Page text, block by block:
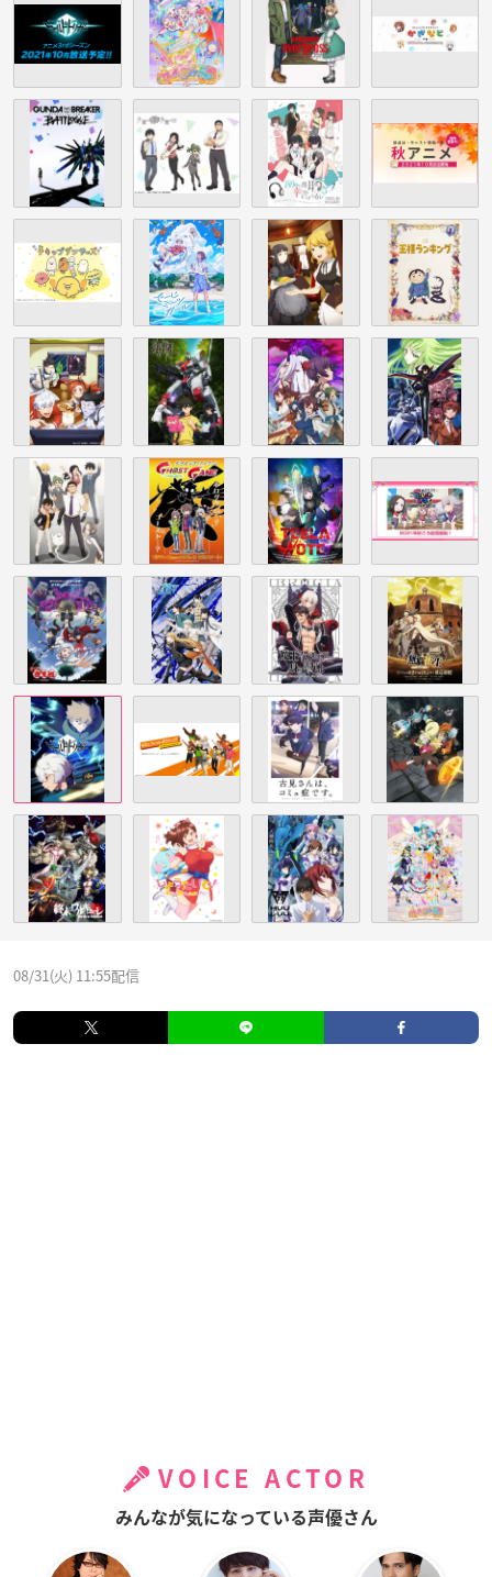
08/31(火) 11:55配信
VOICE ACTOR
みんなが気になっている声優さん